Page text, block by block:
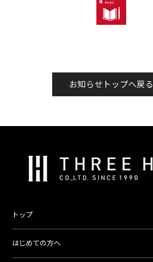
お知らせトップへ戻る
式
ス
ハ
イ
トップ
はじめての方へ